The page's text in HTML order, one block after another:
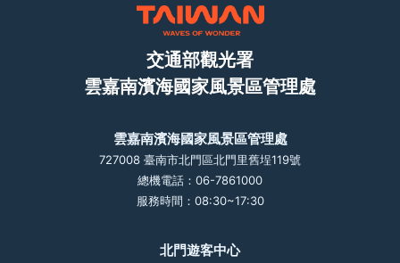
交通部觀光署
雲嘉南濱海國家風景區管理處
雲嘉南濱海國家風景區管理處
727008 臺南市北門區北門里舊埕119號
總機電話：06-7861000
服務時間：08:30~17:30
北門遊客中心